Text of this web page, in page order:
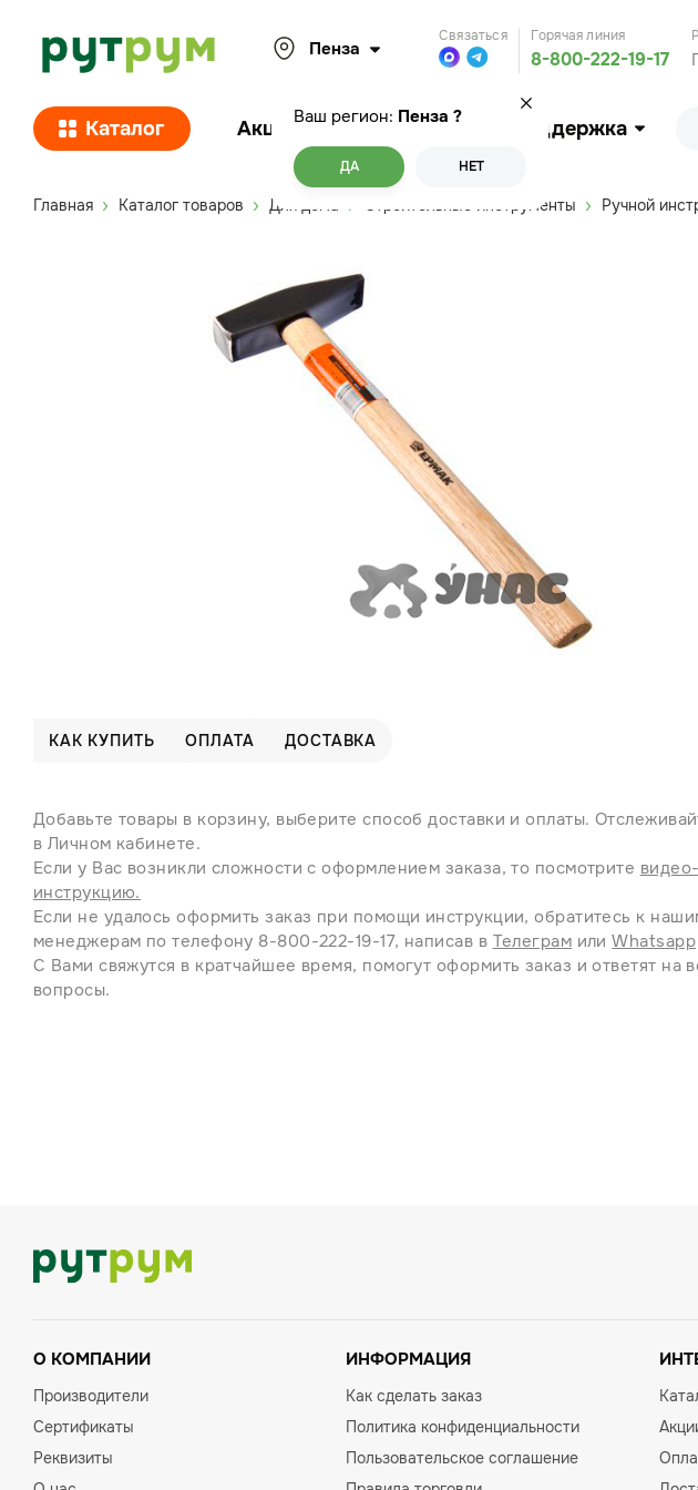
Пенза
Ваш регион: Пенза ?
ДА НЕТ
Связаться Горячая линия
8-800-222-19-17
Каталог Акции Покупателям Поддержка
Главная Каталог товаров Для дома Строительные инструменты Ручной
КАК КУПИТЬ ОПЛАТА ДОСТАВКА
Добавьте товары в корзину, выберите способ доставки и оплаты.
в Личном кабинете.
Если у Вас возникли сложности с оформлением заказа, то посмотрите видео-
инструкцию.
Если не удалось оформить заказ при помощи инструкции, обратитесь к
менеджерам по телефону 8-800-222-19-17, написав в Телеграм илиWhatsapp
С Вами свяжутся в кратчайшее время, помогут оформить заказ и ответят на
вопросы.
О КОМПАНИИ
Производители
Сертификаты
Реквизиты
ИНФОРМАЦИЯ
Как сделать заказ
Политика конфиденциальности
Пользовательское соглашение